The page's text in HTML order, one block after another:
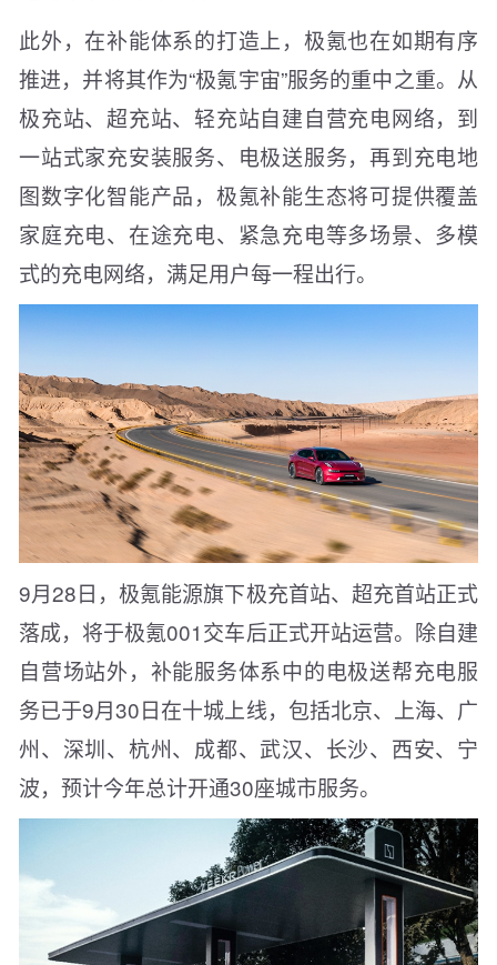
此外，在补能体系的打造上，极氪也在如期有序
推进，并将其作为“极氪宇宙”服务的重中之重。从
极充站、超充站、轻充站自建自营充电网络，到
一站式家充安装服务、电极送服务，再到充电地
图数字化智能产品，极氪补能生态将可提供覆盖
家庭充电、在途充电、紧急充电等多场景、多模
式的充电网络，满足用户每一程出行。
9月28日，极氪能源旗下极充首站、超充首站正式
落成，将于极氪001交车后正式开站运营。除自建
自营场站外，补能服务体系中的电极送帮充电服
务已于9月30日在十城上线，包括北京、上海、广
州、深圳、杭州、成都、武汉、长沙、西安、宁
波，预计今年总计开通30座城市服务。